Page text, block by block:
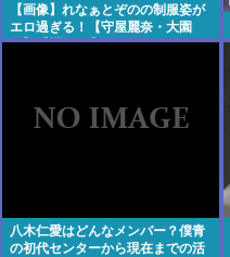
【画像】れなぁとぞのの制服姿が
エロ過ぎる！【守屋麗奈・大園
玲】【櫻坂46】
八木仁愛はどんなメンバー？僕青
の初代センターから現在までの活